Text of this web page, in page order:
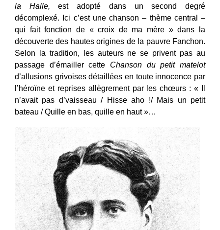
la Halle, est adopté dans un second degré
décomplexé. Ici c’est une chanson – thème central –
qui fait fonction de « croix de ma mère » dans la
découverte des hautes origines de la pauvre Fanchon.
Selon la tradition, les auteurs ne se privent pas au
passage d’émailler cette Chanson du petit matelot
d’allusions grivoises détaillées en toute innocence par
l’héroïne et reprises allègrement par les chœurs : « Il
n’avait pas d’vaisseau / Hisse aho !/ Mais un petit
bateau / Quille en bas, quille en haut »…